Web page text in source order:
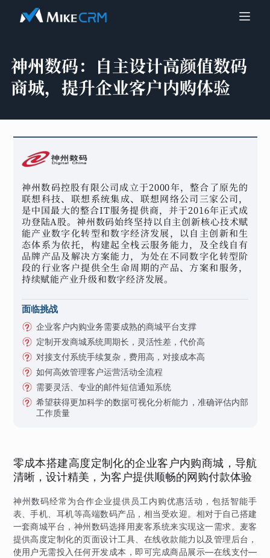
神州数码： 自主设计高颜值数码
商城，提升企业客户内购体验
神州数码控股有限公司成立于2000年，整合了原先的
联想科技、联想系统集成、联想网络公司三家公司，
是中国最大的整合IT服务提供商，并于2016年正式成
功登陆A股。神州数码始终坚持以自主创新核心技术赋
能产业数字化转型和数字经济发展，以自主创新和生
态体系为依托，构建起全栈云服务能力，及全线自有
品牌产品及解决方案能力，为处在不同数字化转型阶
段的行业客户提供全生命周期的产品、方案和服务，
持续赋能产业升级和数字经济发展。
面临挑战
企业客户内购业务需要成熟的商城平台支撑
定制开发商城系统周期长，灵活性差，代价高
对接支付系统手续复杂，费用高，对接成本高
如何高效管理客户运营活动全流程
需要灵活、专业的邮件短信通知系统
希望获得更加科学的数据可视化分析能力，准确评估内部
工作质量
零成本搭建高度定制化的企业客户内购商城，导航
清晰，设计精美，为客户提供顺畅的网购付款体验
神州数码经常为合作企业提供员工内购优惠活动，包括智能手
表、手机、耳机等高端数码产品，相当受欢迎。相对于自己搭建
一套商城平台，神州数码选择用麦客系统来实现这一需求。麦客
提供高度定制化的页面设计工具、在线收款能力以及管理后台，
使用户无需投入任何开发成本，即可完成商品展示—在线支付—